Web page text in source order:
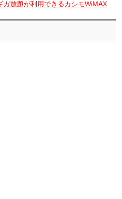
放題が利用できるカシモWiMAX